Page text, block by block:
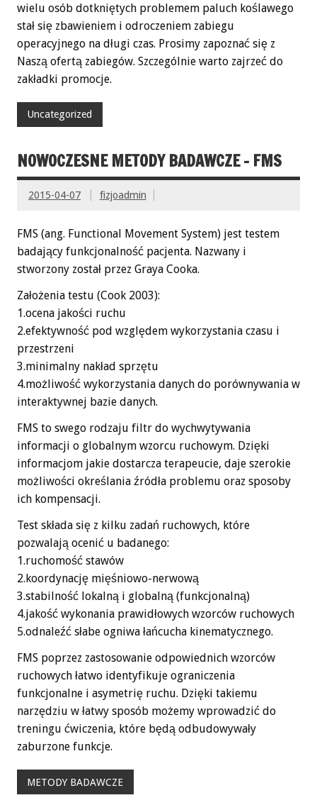
wielu osób dotkniętych problemem paluch koślawego
stał się zbawieniem i odroczeniem zabiegu
operacyjnego na długi czas. Prosimy zapoznać się z
Naszą ofertą zabiegów. Szczególnie warto zajrzeć do
zakładki promocje.
Uncategorized
NOWOCZESNE METODY BADAWCZE – FMS
2015-04-07 fizjoadmin
FMS (ang. Functional Movement System) jest testem
badający funkcjonalność pacjenta. Nazwany i
stworzony został przez Graya Cooka.
Założenia testu (Cook 2003):
1.ocena jakości ruchu
2.efektywność pod względem wykorzystania czasu i
przestrzeni
3.minimalny nakład sprzętu
4.możliwość wykorzystania danych do porównywania w
interaktywnej bazie danych.
FMS to swego rodzaju filtr do wychwytywania
informacji o globalnym wzorcu ruchowym. Dzięki
informacjom jakie dostarcza terapeucie, daje szerokie
możliwości określania źródła problemu oraz sposoby
ich kompensacji.
Test składa się z kilku zadań ruchowych, które
pozwalają ocenić u badanego:
1.ruchomość stawów
2.koordynację mięśniowo-nerwową
3.stabilność lokalną i globalną (funkcjonalną)
4.jakość wykonania prawidłowych wzorców ruchowych
5.odnaleźć słabe ogniwa łańcucha kinematycznego.
FMS poprzez zastosowanie odpowiednich wzorców
ruchowych łatwo identyfikuje ograniczenia
funkcjonalne i asymetrię ruchu. Dzięki takiemu
narzędziu w łatwy sposób możemy wprowadzić do
treningu ćwiczenia, które będą odbudowywały
zaburzone funkcje.
METODY BADAWCZE